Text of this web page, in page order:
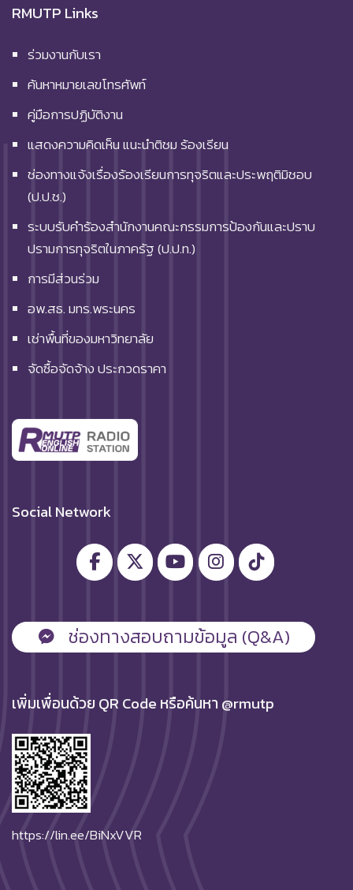
RMUTP Links
ร่วมงานกับเรา
ค้นหาหมายเลขโทรศัพท์
คู่มือการปฏิบัติงาน
แสดงความคิดเห็น แนะนำติชม ร้องเรียน
ช่องทางแจ้งเรื่องร้องเรียนการทุจริตและประพฤติมิชอบ
(ป.ป.ช.)
ระบบรับคำร้องสำนักงานคณะกรรมการป้องกันและปราบ
ปรามการทุจริตในภาครัฐ (ป.ป.ท.)
การมีส่วนร่วม
อพ.สธ. มทร.พระนคร
เช่าพื้นที่ของมหาวิทยาลัย
จัดซื้อจัดจ้าง ประกวดราคา
Social Network
ช่องทางสอบถามข้อมูล (Q&A)
เพิ่มเพื่อนด้วย QR Code หรือค้นหา @rmutp
https://lin.ee/BiNxVVR